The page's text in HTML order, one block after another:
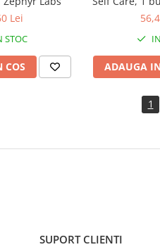
Lei
STOC
COS ADAUGA
1
SUPORT CLIENTI